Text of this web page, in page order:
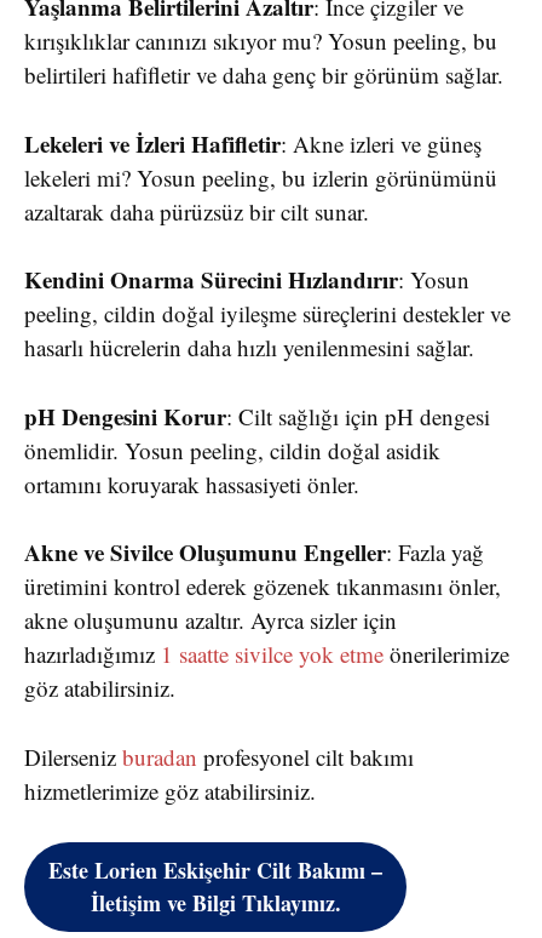
Yaşlanma Belirtilerini Azaltır: İnce çizgiler ve
kırışıklıklar canınızı sıkıyor mu? Yosun peeling, bu
belirtileri hafifletir ve daha genç bir görünüm sağlar.
Lekeleri ve İzleri Hafifletir: Akne izleri ve güneş
lekeleri mi? Yosun peeling, bu izlerin görünümünü
azaltarak daha pürüzsüz bir cilt sunar.
Kendini Onarma Sürecini Hızlandırır: Yosun
peeling, cildin doğal iyileşme süreçlerini destekler ve
hasarlı hücrelerin daha hızlı yenilenmesini sağlar.
pH Dengesini Korur: Cilt sağlığı için pH dengesi
önemlidir. Yosun peeling, cildin doğal asidik
ortamını koruyarak hassasiyeti önler.
Akne ve Sivilce Oluşumunu Engeller: Fazla yağ
üretimini kontrol ederek gözenek tıkanmasını önler,
akne oluşumunu azaltır. Ayrca sizler için
hazırladığımız 1 saatte sivilce yok etme önerilerimize
göz atabilirsiniz.
Dilerseniz buradan profesyonel cilt bakımı
hizmetlerimize göz atabilirsiniz.
Este Lorien Eskişehir Cilt Bakımı –
İletişim ve Bilgi Tıklayınız.